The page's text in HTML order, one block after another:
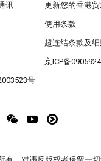
讯 更新您的香港
使用条款
超连结条款及细
京ICP备
号